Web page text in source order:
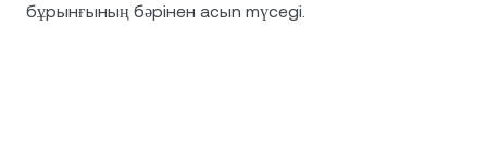
бұрынғының бәрінен асып түседі.